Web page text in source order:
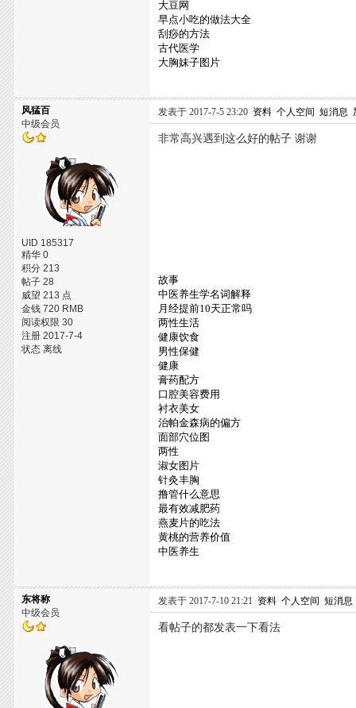
大豆网
早点小吃的做法大全
刮痧的方法
古代医学
大胸妹子图片
风猛百
中级会员
UID 185317
精华 0
积分 213
帖子 28
威望 213 点
金钱 720 RMB
阅读权限 30
注册 2017-7-4
状态 离线
发表于 2017-7-5 23:20 资料 个人空间 短消息
非常高兴遇到这么好的帖子 谢谢
故事
中医养生学名词解释
月经提前10天正常吗
两性生活
健康饮食
男性保健
健康
膏药配方
口腔美容费用
衬衣美女
治帕金森病的偏方
面部穴位图
两性
淑女图片
针灸丰胸
撸管什么意思
最有效减肥药
燕麦片的吃法
黄桃的营养价值
中医养生
东将称
中级会员
发表于 2017-7-10 21:21 资料 个人空间 短消息
看帖子的都发表一下看法